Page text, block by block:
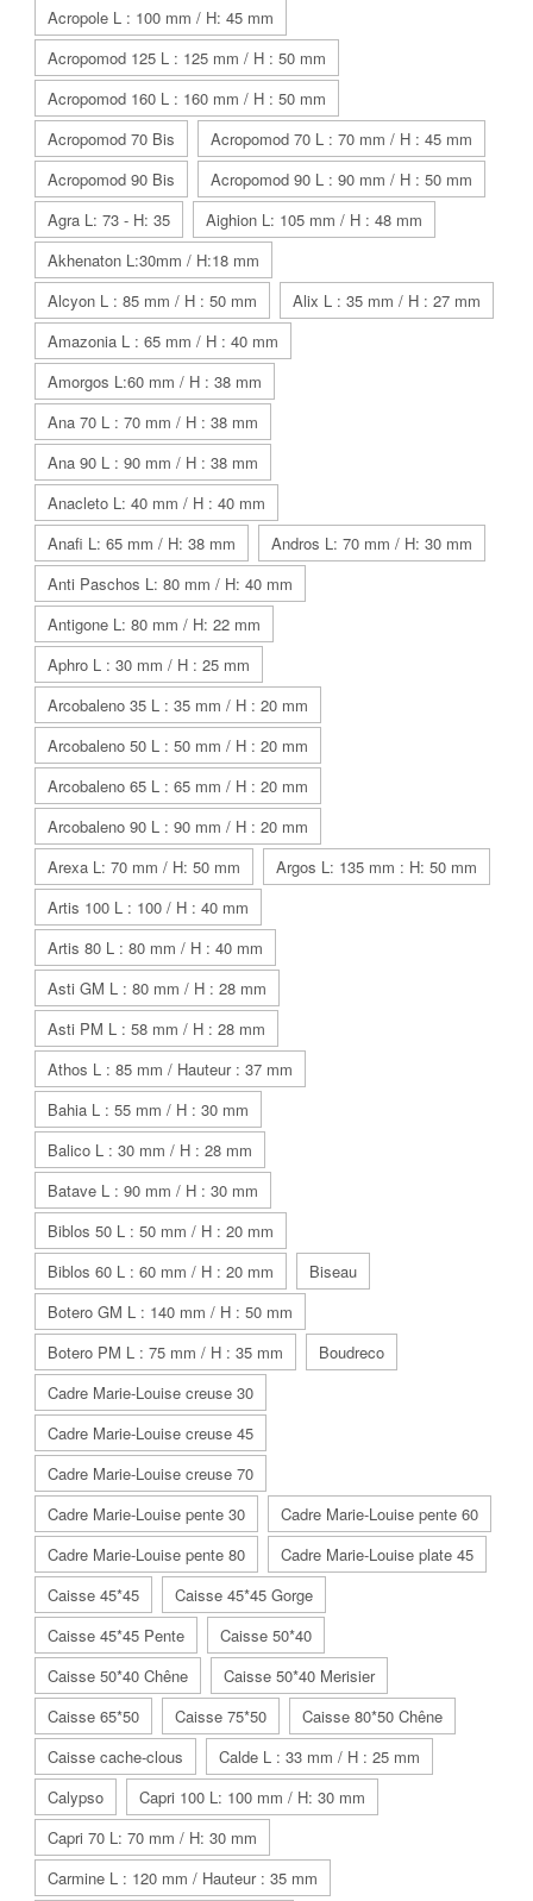
Acropole L : 100 mm / H: 45 mm
Acropomod 125 L : 125 mm / H : 50 mm
Acropomod 160 L : 160 mm / H : 50 mm
Acropomod 70 Bis
Acropomod 70 L : 70 mm / H : 45 mm
Acropomod 90 Bis
Acropomod 90 L : 90 mm / H : 50 mm
Agra L: 73 - H: 35
Aighion L: 105 mm / H : 48 mm
Akhenaton L:30mm / H:18 mm
Alcyon L : 85 mm / H : 50 mm
Alix L : 35 mm / H : 27 mm
Amazonia L : 65 mm / H : 40 mm
Amorgos L:60 mm / H : 38 mm
Ana 70 L : 70 mm / H : 38 mm
Ana 90 L : 90 mm / H : 38 mm
Anacleto L: 40 mm / H : 40 mm
Anafi L: 65 mm / H: 38 mm
Andros L: 70 mm / H: 30 mm
Anti Paschos L: 80 mm / H: 40 mm
Antigone L: 80 mm / H: 22 mm
Aphro L : 30 mm / H : 25 mm
Arcobaleno 35 L : 35 mm / H : 20 mm
Arcobaleno 50 L : 50 mm / H : 20 mm
Arcobaleno 65 L : 65 mm / H : 20 mm
Arcobaleno 90 L : 90 mm / H : 20 mm
Arexa L: 70 mm / H: 50 mm
Argos L: 135 mm : H: 50 mm
Artis 100 L : 100 / H : 40 mm
Artis 80 L : 80 mm / H : 40 mm
Asti GM L : 80 mm / H : 28 mm
Asti PM L : 58 mm / H : 28 mm
Athos L : 85 mm / Hauteur : 37 mm
Bahia L : 55 mm / H : 30 mm
Balico L : 30 mm / H : 28 mm
Batave L : 90 mm / H : 30 mm
Biblos 50 L : 50 mm / H : 20 mm
Biblos 60 L : 60 mm / H : 20 mm
Biseau
Botero GM L : 140 mm / H : 50 mm
Botero PM L : 75 mm / H : 35 mm
Boudreco
Cadre Marie-Louise creuse 30
Cadre Marie-Louise creuse 45
Cadre Marie-Louise creuse 70
Cadre Marie-Louise pente 30
Cadre Marie-Louise pente 60
Cadre Marie-Louise pente 80
Cadre Marie-Louise plate 45
Caisse 45*45
Caisse 45*45 Gorge
Caisse 45*45 Pente
Caisse 50*40
Caisse 50*40 Chêne
Caisse 50*40 Merisier
Caisse 65*50
Caisse 75*50
Caisse 80*50 Chêne
Caisse cache-clous
Calde L : 33 mm / H : 25 mm
Calypso
Capri 100 L: 100 mm / H: 30 mm
Capri 70 L: 70 mm / H: 30 mm
Carmine L : 120 mm / Hauteur : 35 mm